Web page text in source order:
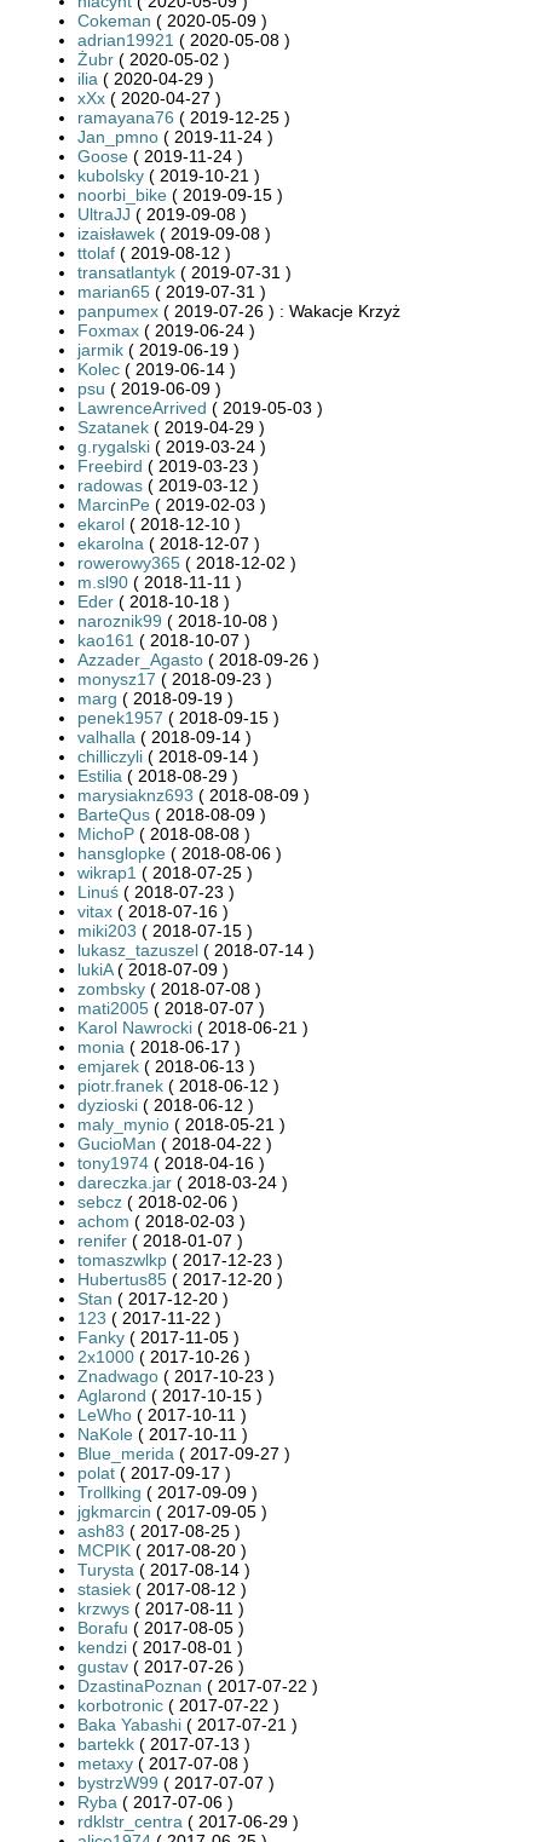
Cokeman ( 2020-05-09 )
adrian19921 ( 2020-05-08 )
Żubr ( 2020-05-02 )
ilia ( 2020-04-29 )
xXx ( 2020-04-27 )
ramayana76 ( 2019-12-25 )
Jan_pmno ( 2019-11-24 )
Goose ( 2019-11-24 )
kubolsky ( 2019-10-21 )
noorbi_bike ( 2019-09-15 )
UltraJJ ( 2019-09-08 )
izaisławek ( 2019-09-08 )
ttolaf ( 2019-08-12 )
transatlantyk ( 2019-07-31 )
marian65 ( 2019-07-31 )
panpumex ( 2019-07-26 ) : Wakacje Krzyż
Foxmax ( 2019-06-24 )
jarmik ( 2019-06-19 )
Kolec ( 2019-06-14 )
psu ( 2019-06-09 )
LawrenceArrived ( 2019-05-03 )
Szatanek ( 2019-04-29 )
g.rygalski ( 2019-03-24 )
Freebird ( 2019-03-23 )
radowas ( 2019-03-12 )
MarcinPe ( 2019-02-03 )
ekarol ( 2018-12-10 )
ekarolna ( 2018-12-07 )
rowerowy365 ( 2018-12-02 )
m.sl90 ( 2018-11-11 )
Eder ( 2018-10-18 )
naroznik99 ( 2018-10-08 )
kao161 ( 2018-10-07 )
Azzader_Agasto ( 2018-09-26 )
monysz17 ( 2018-09-23 )
marg ( 2018-09-19 )
penek1957 ( 2018-09-15 )
valhalla ( 2018-09-14 )
chilliczyli ( 2018-09-14 )
Estilia ( 2018-08-29 )
marysiaknz693 ( 2018-08-09 )
BarteQus ( 2018-08-09 )
MichoP ( 2018-08-08 )
hansglopke ( 2018-08-06 )
wikrap1 ( 2018-07-25 )
Linuś ( 2018-07-23 )
vitax ( 2018-07-16 )
miki203 ( 2018-07-15 )
lukasz_tazuszel ( 2018-07-14 )
lukiA( 2018-07-09 )
zombsky ( 2018-07-08 )
mati2005 ( 2018-07-07 )
Karol Nawrocki ( 2018-06-21 )
monia ( 2018-06-17 )
emjarek ( 2018-06-13 )
piotr.franek ( 2018-06-12 )
dyzioski ( 2018-06-12 )
maly_mynio ( 2018-05-21 )
GucioMan ( 2018-04-22 )
tony1974 ( 2018-04-16 )
dareczka.jar ( 2018-03-24 )
sebcz ( 2018-02-06 )
achom ( 2018-02-03 )
renifer ( 2018-01-07 )
tomaszwlkp ( 2017-12-23 )
Hubertus85 ( 2017-12-20 )
Stan ( 2017-12-20 )
123 ( 2017-11-22 )
Fanky ( 2017-11-05 )
2x1000 ( 2017-10-26 )
Znadwago ( 2017-10-23 )
Aglarond ( 2017-10-15 )
LeWho ( 2017-10-11 )
NaKole ( 2017-10-11 )
Blue_merida ( 2017-09-27 )
polat ( 2017-09-17 )
Trollking ( 2017-09-09 )
jgkmarcin ( 2017-09-05 )
ash83 ( 2017-08-25 )
MCPIK ( 2017-08-20 )
Turysta ( 2017-08-14 )
stasiek ( 2017-08-12 )
krzwys ( 2017-08-11 )
Borafu ( 2017-08-05 )
kendzi ( 2017-08-01 )
gustav ( 2017-07-26 )
DzastinaPoznan ( 2017-07-22 )
korbotronic ( 2017-07-22 )
Baka Yabashi ( 2017-07-21 )
bartekk ( 2017-07-13 )
metaxy ( 2017-07-08 )
bystrzW99 ( 2017-07-07 )
Ryba ( 2017-07-06 )
rdklstr_centra ( 2017-06-29 )